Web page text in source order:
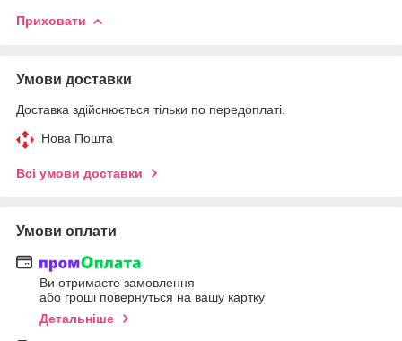
Приховати
Умови доставки
Доставка здійснюється тільки по передоплаті.
Нова Пошта
Всі умови доставки
Умови оплати
Ви отримаєте замовлення
або гроші повернуться на вашу картку
Детальніше